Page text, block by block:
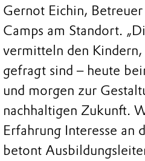
Gernot Eichin,
Camps am Standort.
vermitteln den
gefragt sind – heute
und morgen zur
nachhaltigen Zukunft.
Erfahrung Interesse an
betont